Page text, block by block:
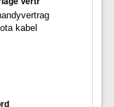
kabel